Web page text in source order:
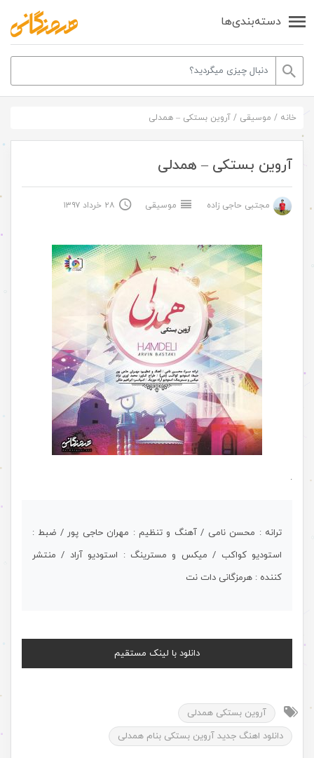
دسته‌بندی‌ها
خانه / موسیقی / آروین بستکی – همدلی
آروین بستکی – همدلی
مجتبی حاجی زاده موسیقی ۲۸ خرداد ۱۳۹۷
.
ترانه : محسن نامی / آهنگ و تنظیم : مهران حاجی پور / ضبط :
استودیو کواکب / میکس و مسترینگ : استودیو آراد / منتشر
کننده : هرمزگانی دات نت
دانلود با لینک مستقیم
آروین بستکی همدلی
دانلود اهنگ جدید آروین بستکی بنام همدلی